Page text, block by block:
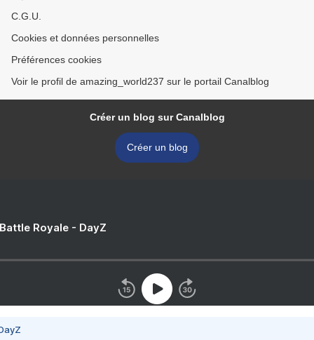
C.G.U.
Cookies et données personnelles
Préférences cookies
Voir le profil de amazing_world237 sur le portail Canalblog
Créer un blog sur Canalblog
Créer un blog
Royale - DayZ